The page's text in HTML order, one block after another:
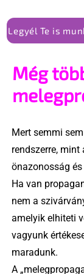
Legyél Te is
Még
Mert semmi
rendszerre, mint
önazonosság
Ha van
nem a
amelyik elhiteti
vagyunk
maradunk.
A